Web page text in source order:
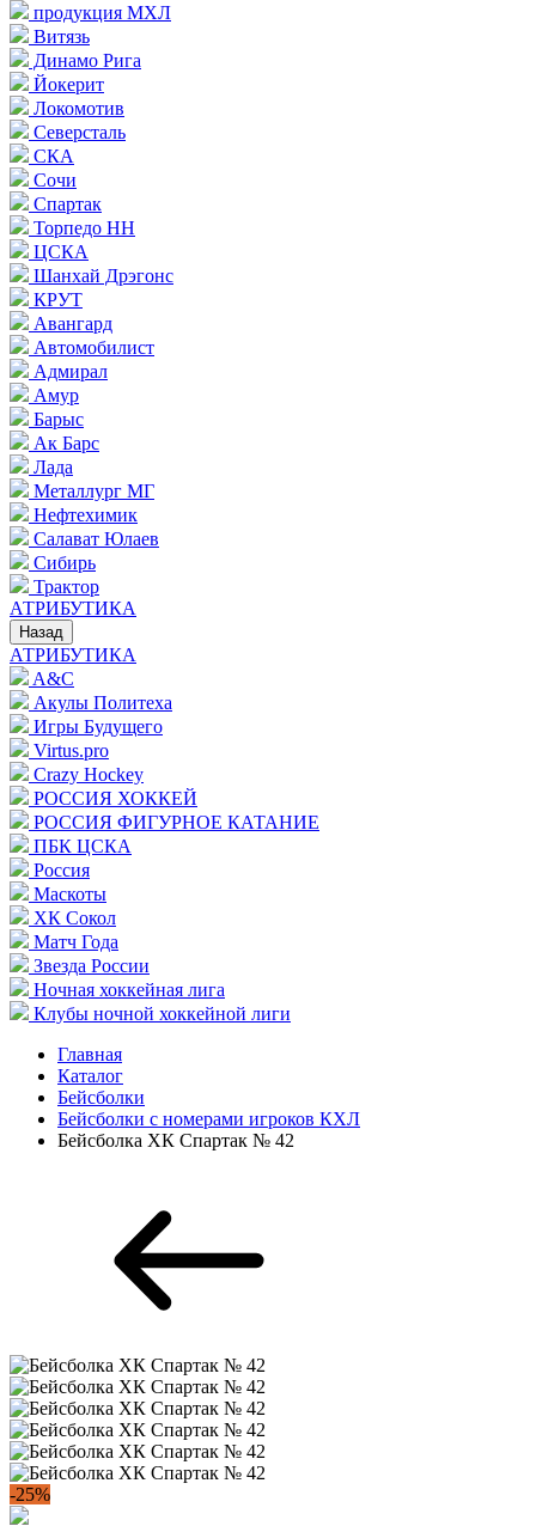
продукция МХЛ
Витязь
Динамо Рига
Йокерит
Локомотив
Северсталь
СКА
Сочи
Спартак
Торпедо НН
ЦСКА
Шанхай Дрэгонс
КРУТ
Авангард
Автомобилист
Адмирал
Амур
Барыс
Ак Барс
Лада
Металлург МГ
Нефтехимик
Салават Юлаев
Сибирь
Трактор
АТРИБУТИКА
Назад
АТРИБУТИКА
A&C
Акулы Политеха
Игры Будущего
Virtus.pro
Crazy Hockey
РОССИЯ ХОККЕЙ
РОССИЯ ФИГУРНОЕ КАТАНИЕ
ПБК ЦСКА
Россия
Маскоты
ХК Сокол
Матч Года
Звезда России
Ночная хоккейная лига
Клубы ночной хоккейной лиги
Главная
Каталог
Бейсболки
Бейсболки с номерами игроков КХЛ
Бейсболка ХК Спартак № 42
-25%